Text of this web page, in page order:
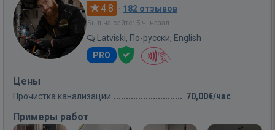
4.8 · 182 отзывов
Был на сайте: 5 ч. назад
Latviski, По-русски, English
PRO
Цены
Прочистка канализации 70,00€/час
Примеры работ